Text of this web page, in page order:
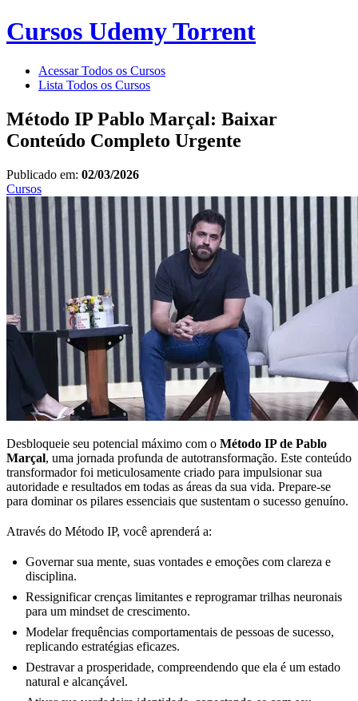
Cursos Udemy Torrent
Acessar Todos os Cursos
Lista Todos os Cursos
Método IP Pablo Marçal: Baixar
Conteúdo Completo Urgente
Publicado em: 02/03/2026
Cursos
Desbloqueie seu potencial máximo com o Método IP de Pablo
Marçal, uma jornada profunda de autotransformação. Este conteúdo
transformador foi meticulosamente criado para impulsionar sua
autoridade e resultados em todas as áreas da sua vida. Prepare-se
para dominar os pilares essenciais que sustentam o sucesso genuíno.
Através do Método IP, você aprenderá a:
Governar sua mente, suas vontades e emoções com clareza e
disciplina.
Ressignificar crenças limitantes e reprogramar trilhas neuronais
para um mindset de crescimento.
Modelar frequências comportamentais de pessoas de sucesso,
replicando estratégias eficazes.
Destravar a prosperidade, compreendendo que ela é um estado
natural e alcançável.